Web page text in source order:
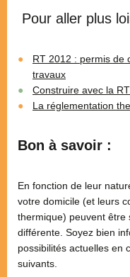
Pour aller plus
RT 2012 : permis de
travaux
Construire avec la
La réglementation
Bon à savoir :
En fonction de leur
votre domicile (et leurs
thermique) peuvent être
différente. Soyez bien
possibilités actuelles en
suivants.